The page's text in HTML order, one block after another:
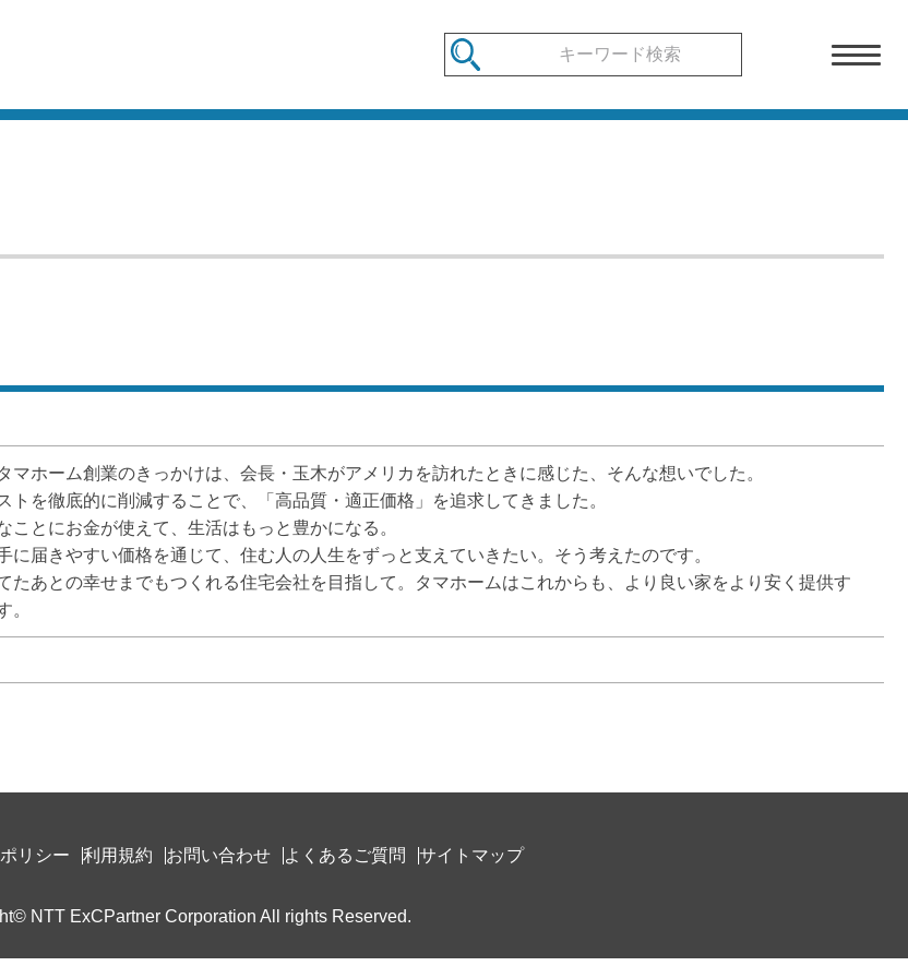
ホーム創業のきっかけは、会長・玉木がアメリカを訪れたときに感じた、そんな想いでした。
を徹底的に削減することで、「高品質・適正価格」を追求してきました。
とにお金が使えて、生活はもっと豊かになる。
届きやすい価格を通じて、住む人の人生をずっと支えていきたい。そう考えたのです。
あとの幸せまでもつくれる住宅会社を目指して。タマホームはこれからも、より良い家をより安く提供す
。
リシー 利用規約 お問い合わせ よくあるご質問 サイトマップ
NTT ExCPartner Corporation All rights Reserved.